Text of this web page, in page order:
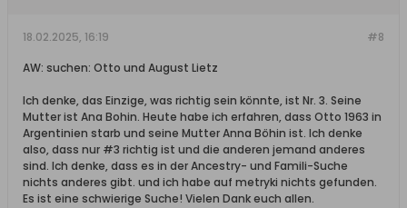
#8
18.02.2025, 16:19
AW: suchen: Otto und August Lietz
Ich denke, das Einzige, was richtig sein könnte, ist Nr. 3. Seine
Mutter ist Ana Bohin. Heute habe ich erfahren, dass Otto 1963 in
Argentinien starb und seine Mutter Anna Böhin ist. Ich denke
also, dass nur #3 richtig ist und die anderen jemand anderes
sind. Ich denke, dass es in der Ancestry- und Famili-Suche
nichts anderes gibt. und ich habe auf metryki nichts gefunden.
Es ist eine schwierige Suche! Vielen Dank euch allen.